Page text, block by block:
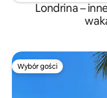
Londrina –
Wybór gości
Wybór gości